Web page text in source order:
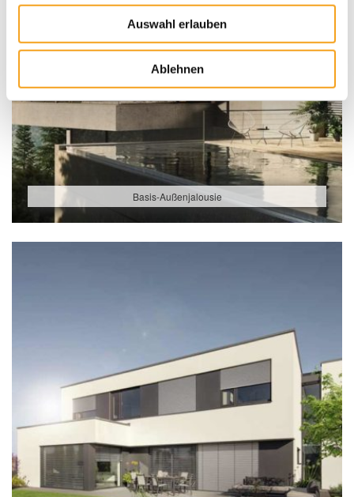
Auswahl erlauben
Ablehnen
Basis-Außenjalousie